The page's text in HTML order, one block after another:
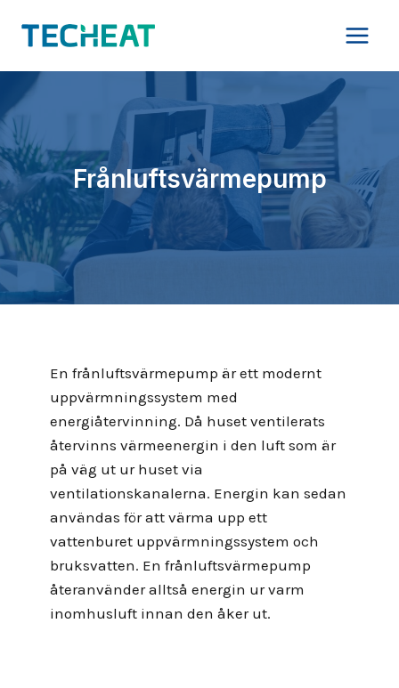
Frånluftsvärmepump
En frånluftsvärmepump är ett modernt
uppvärmningssystem med
energiåtervinning. Då huset ventilerats
återvinns värmeenergin i den luft som är
på väg ut ur huset via
ventilationskanalerna. Energin kan sedan
användas för att värma upp ett
vattenburet uppvärmningssystem och
bruksvatten. En frånluftsvärmepump
återanvänder alltså energin ur varm
inomhusluft innan den åker ut.